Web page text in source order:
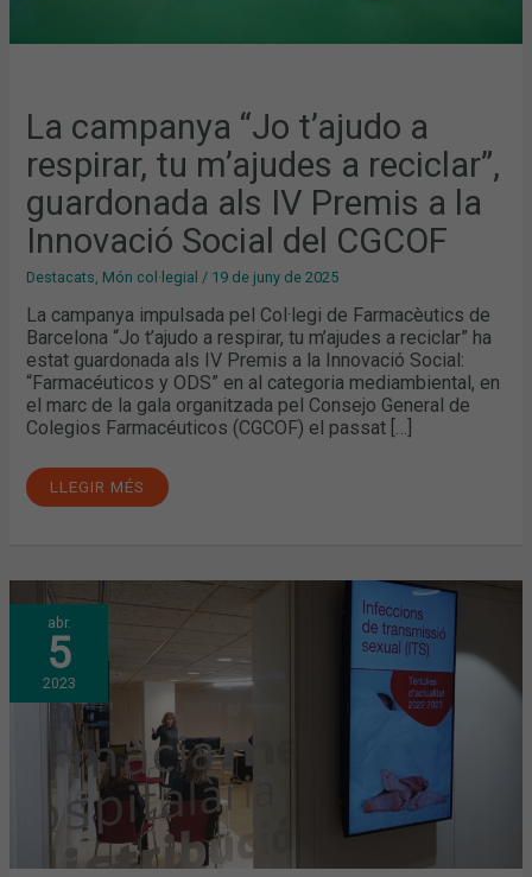
La campanya “Jo t’ajudo a
respirar, tu m’ajudes a reciclar”,
guardonada als IV Premis a la
Innovació Social del CGCOF
Destacats, Món col·legial / 19 de juny de 2025
La campanya impulsada pel Col·legi de Farmacèutics de
Barcelona “Jo t’ajudo a respirar, tu m’ajudes a reciclar” ha
estat guardonada als IV Premis a la Innovació Social:
“Farmacéuticos y ODS” en al categoria mediambiental, en
el marc de la gala organitzada pel Consejo General de
Colegios Farmacéuticos (CGCOF) el passat […]
CGCOF
LLEGIR MÉS
abr.
5
2023
NOVA
TERTÚLIA
D’ACTUALITAT
SOBRE
LES
ITS
I
COM
ABORDAR-
LES
DES
FARMÀCIA
COMUNITÀRIA